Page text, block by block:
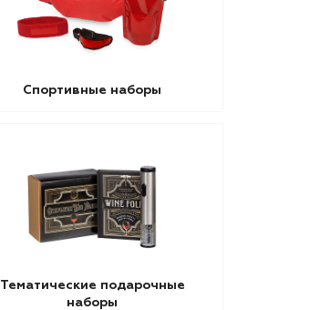
Спортивные наборы
Тематические подарочные
наборы